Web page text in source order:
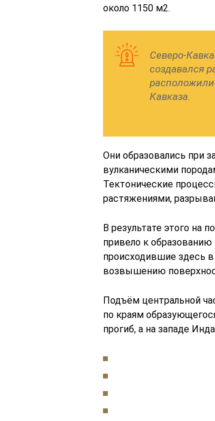
около 1150 м2.
Северо-
создавался
Кавказа.
Они образовались при
вулканическими
Тектонические
растяжениями,
В результате этого на
привело к
происходившие здесь
возвышению
Подъём центральной
по краям
прогиб, а на западе